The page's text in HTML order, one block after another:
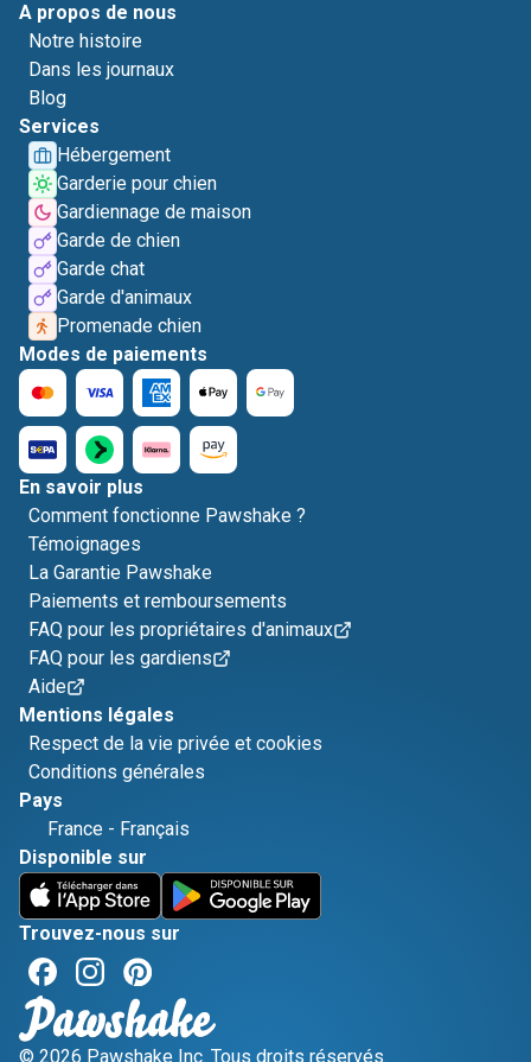
A propos de nous
Notre histoire
Dans les journaux
Blog
Services
Hébergement
Garderie pour chien
Gardiennage de maison
Garde de chien
Garde chat
Garde d'animaux
Promenade chien
Modes de paiements
En savoir plus
Comment fonctionne Pawshake ?
Témoignages
La Garantie Pawshake
Paiements et remboursements
FAQ pour les propriétaires d'animaux
FAQ pour les gardiens
Aide
Mentions légales
Respect de la vie privée et cookies
Conditions générales
Pays
France - Français
Disponible sur
Trouvez-nous sur
© 2026 Pawshake Inc. Tous droits réservés.